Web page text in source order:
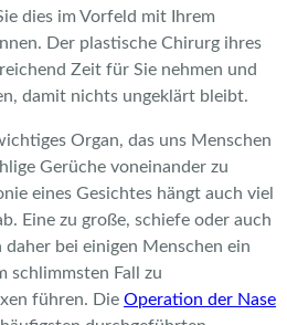
dies im Vorfeld mit Ihrem
Der plastische Chirurg ihres
Zeit für Sie nehmen und
damit nichts ungeklärt bleibt.
Organ, das uns Menschen
Gerüche voneinander zu
eines Gesichtes hängt auch viel
Eine zu große, schiefe oder auch
bei einigen Menschen ein
schlimmsten Fall zu
führen. Die Operation der Nase